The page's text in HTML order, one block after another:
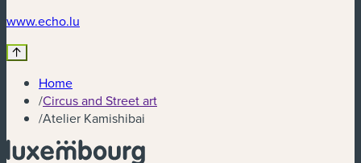
www.echo.lu
Home
/Circus and Street art
/Atelier Kamishibai